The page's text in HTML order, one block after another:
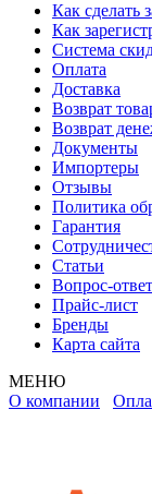
Как сделать
Как
Система
Оплата
Доставка
Возврат
Возврат
Документы
Импортеры
Отзывы
Политика
Гарантия
Статьи
Вопрос-ответ
Прайс-лист
Бренды
Карта сайта
МЕНЮ
О компании